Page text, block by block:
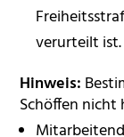
verurteilt ist.
Hinweis:
Schöffen nicht